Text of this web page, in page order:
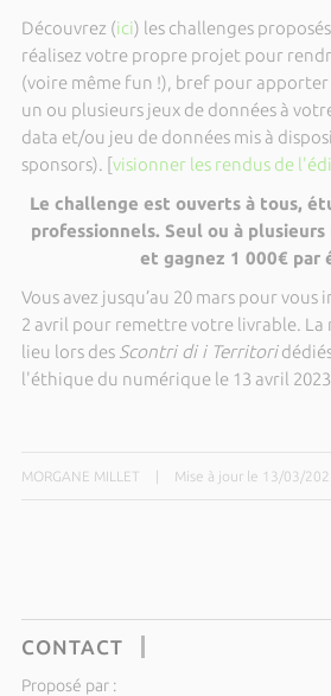
Découvrez (ici) les challenges
réalisez votre propre projet pour
(voire même fun !), bref pour apporter
un ou plusieurs jeux de données à
data et/ou jeu de données mis à
sponsors). [visionner les rendus de
Le challenge est ouverts à tous,
professionnels. Seul ou à plusieurs
et gagnez 1 000€ par
Vous avez jusqu’au 20 mars pour vous
2 avril pour remettre votre livrable. La
lieu lors des Scontri di i Territori
l'éthique du numérique le 13 avril
MORGANE MILLET Mise à jour le 13/03/
CONTACT
Proposé par :